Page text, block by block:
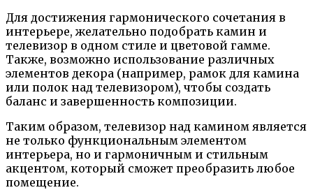
Для достижения гармонического сочетания в
интерьере, желательно подобрать камин и
телевизор в одном стиле и цветовой гамме.
Также, возможно использование различных
элементов декора (например, рамок для камина
или полок над телевизором), чтобы создать
баланс и завершенность композиции.
Таким образом, телевизор над камином является
не только функциональным элементом
интерьера, но и гармоничным и стильным
акцентом, который сможет преобразить любое
помещение.